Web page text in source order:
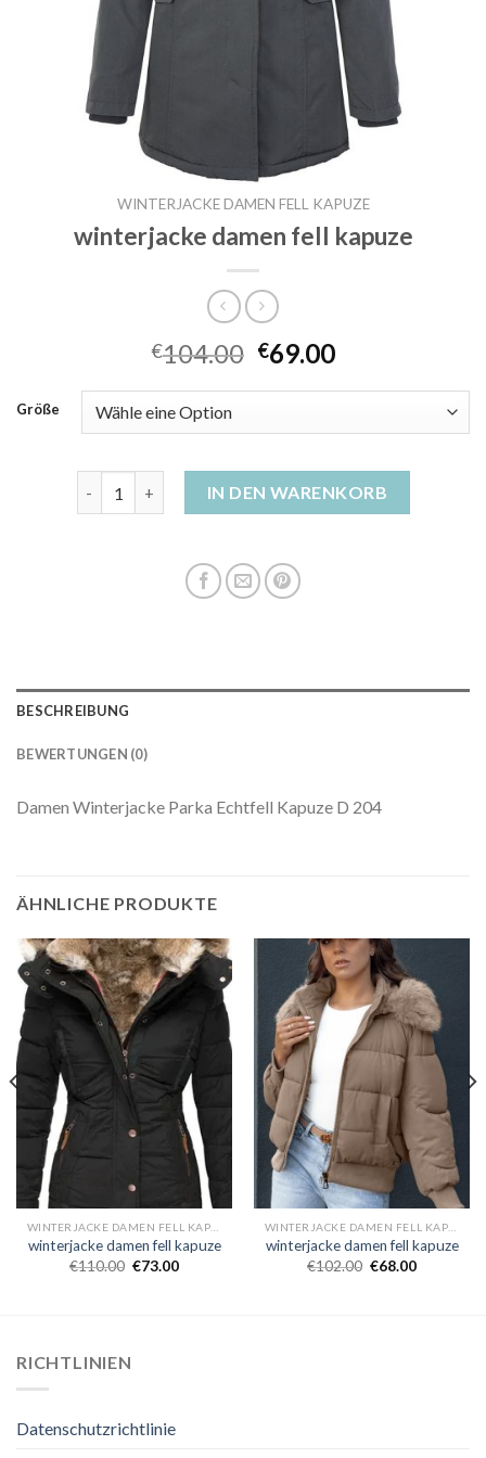
WINTERJACKE DAMEN FELL KAPUZE
winterjacke damen fell kapuze
€104.00 €69.00
Größe
IN DEN WARENKORB
BESCHREIBUNG
BEWERTUNGEN (0)
Damen Winterjacke Parka Echtfell Kapuze D 204
ÄHNLICHE PRODUKTE
winterjacke damen fell kapuze
€110.00 €73.00
winterjacke damen fell kapuze
€102.00 €68.00
RICHTLINIEN
Datenschutzrichtlinie